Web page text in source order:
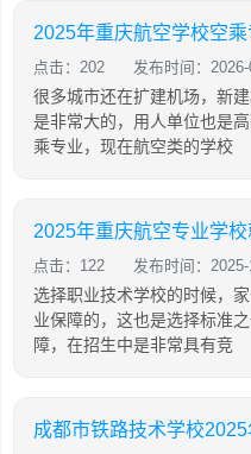
2025年重庆航空学校空
点击：202 发布时间：
很多城市还在扩建机场，新
是非常大的，用人单位也是
乘专业，现在航空类的学校
2025年重庆航空专业学
点击：122 发布时间：
选择职业技术学校的时候，
业保障的，这也是选择标准
障，在招生中是非常具有竞